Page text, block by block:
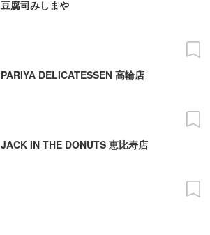
豆腐司みしまや
PARIYA DELICATESSEN 高輪店
JACK IN THE DONUTS 恵比寿店